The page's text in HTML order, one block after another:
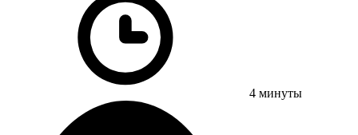
4 минуты